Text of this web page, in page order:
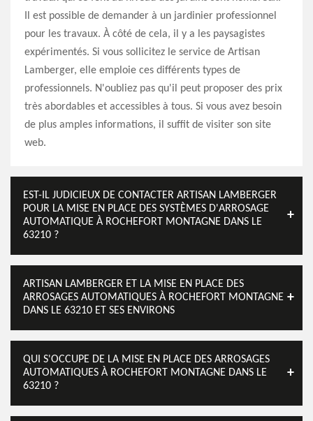
Il est possible de demander à un jardinier professionnel
pour les travaux. À côté de cela, il y a les paysagistes
expérimentés. Si vous sollicitez le service de Artisan
Lamberger, elle emploie ces différents types de
professionnels. N'oubliez pas qu'il peut proposer des prix
très abordables et accessibles à tous. Si vous avez besoin
de plus amples informations, il suffit de visiter son site
web.
EST-IL JUDICIEUX DE CONTACTER ARTISAN LAMBERGER
POUR LA MISE EN PLACE DES SYSTÈMES D'ARROSAGE
AUTOMATIQUE À ROCHEFORT MONTAGNE DANS LE
63210 ?
ARTISAN LAMBERGER ET LA MISE EN PLACE DES
ARROSAGES AUTOMATIQUES À ROCHEFORT MONTAGNE
DANS LE 63210 ET SES ENVIRONS
QUI S'OCCUPE DE LA MISE EN PLACE DES ARROSAGES
AUTOMATIQUES À ROCHEFORT MONTAGNE DANS LE
63210 ?